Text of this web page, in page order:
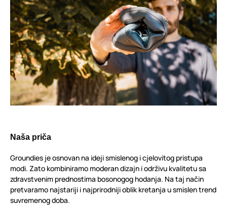
Naša priča
Groundies je osnovan na ideji smislenog i cjelovitog pristupa
modi. Zato kombiniramo moderan dizajn i održivu kvalitetu sa
zdravstvenim prednostima bosonogog hodanja. Na taj način
pretvaramo najstariji i najprirodniji oblik kretanja u smislen trend
suvremenog doba.